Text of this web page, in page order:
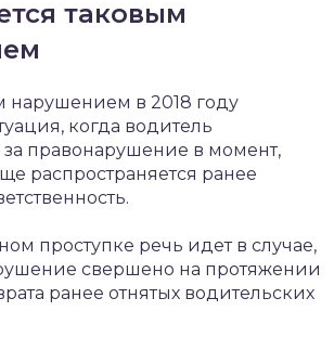
таковым
нарушением в 2018 году
когда водитель
за правонарушение в момент,
распространяется ранее
проступке речь идет в случае,
свершено на протяжении
ранее отнятых водительских